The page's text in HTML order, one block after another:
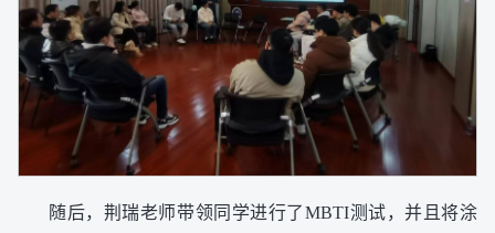
随后，荆瑞老师带领同学进行了MBTI测试，并且将涂